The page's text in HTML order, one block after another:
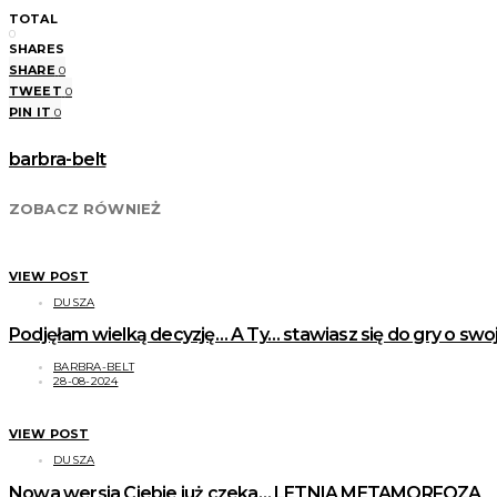
TOTAL
0
SHARES
SHARE 0
TWEET 0
PIN IT 0
barbra-belt
ZOBACZ RÓWNIEŻ
VIEW POST
DUSZA
Podjęłam wielką decyzję… A Ty… stawiasz się do gry o
BARBRA-BELT
28-08-2024
VIEW POST
DUSZA
Nowa wersja Ciebie już czeka… LETNIA METAMORFOZA